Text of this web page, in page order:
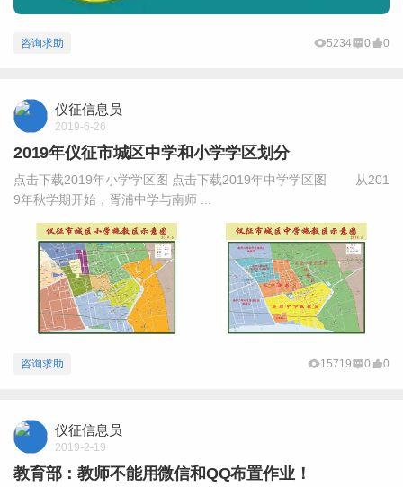
咨询求助 5234 0 0
仪征信息员
2019-6-26
2019年仪征市城区中学和小学学区划分
点击下载2019年小学学区图 点击下载2019年中学学区图 从201
9年秋学期开始，胥浦中学与南师 ...
咨询求助 15719 0 0
仪征信息员
2019-2-19
教育部：教师不能用微信和QQ布置作业！